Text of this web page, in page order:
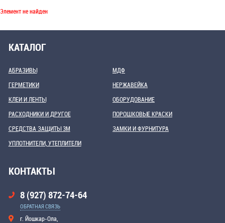
Элемент не найден
КАТАЛОГ
АБРАЗИВЫ
ГЕРМЕТИКИ
КЛЕИ И ЛЕНТЫ
МДФ
НЕРЖАВЕЙКА
ОБОРУДОВАНИЕ
РАСХОДНИКИ И ДРУГОЕ
СРЕДСТВА ЗАЩИТЫ 3М
УПЛОТНИТЕЛИ, УТЕПЛИТЕЛИ
ПОРОШКОВЫЕ КРАСКИ
ЗАМКИ И ФУРНИТУРА
КОНТАКТЫ
8 (927) 872-74-64
ОБРАТНАЯ СВЯЗЬ
г. Йошкар-Ола,